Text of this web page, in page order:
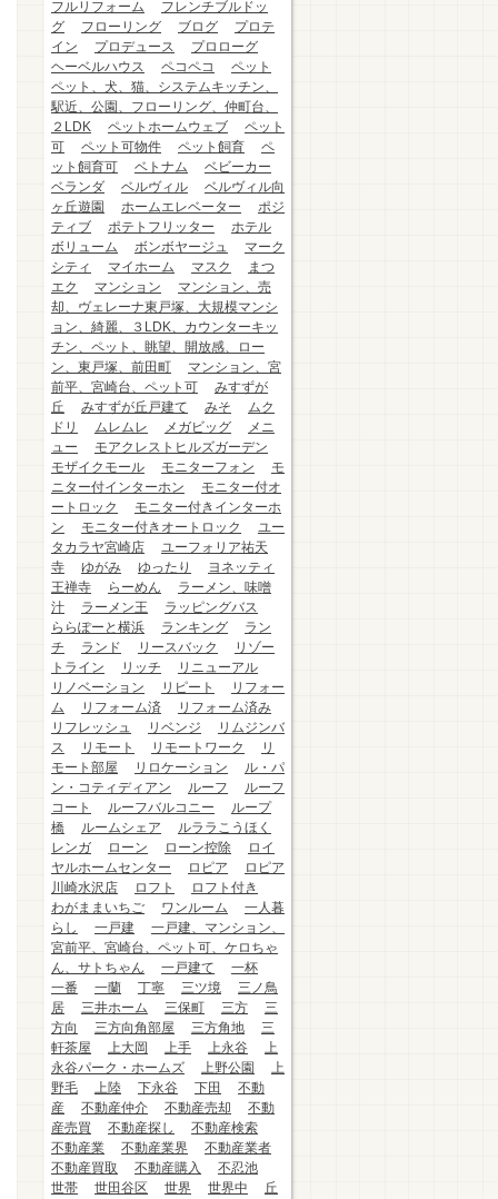
フルリフォーム
フレンチブルドッ
グ
フローリング ブログ
プロテ
イン
プロデュース
プロローグ
ヘーベルハウス
ペコペコ
ペット
ペット、犬、猫、システムキッチン、
駅近、公園、フローリング、仲町台、
２LDK
ペットホームウェブ
ペット
可
ペット可物件 ペット飼育
ペ
ット飼育可
ベトナム
ベビーカー
ベランダ
ベルヴィル
ベルヴィル向
ヶ丘遊園
ホームエレベーター
ポジ
ティブ
ポテトフリッター
ホテル
ボリューム
ボンボヤージュ
マーク
シティ
マイホーム マスク
まつ
エク
マンション
マンション、売
却、ヴェレーナ東戸塚、大規模マンシ
ョン、綺麗、３LDK、カウンターキッ
チン、ペット、眺望、開放感、ロー
ン、東戸塚、前田町
マンション、宮
前平、宮崎台、ペット可
みすずが
丘
みすずが丘戸建て みそ
ムク
ドリ
ムレムレ メガビッグ
メニ
ュー
モアクレストヒルズガーデン
モザイクモール
モニターフォン
モ
ニター付インターホン
モニター付オ
ートロック
モニター付きインターホ
ン
モニター付きオートロック
ユー
タカラヤ宮崎店
ユーフォリア祐天
寺
ゆがみ ゆったり
ヨネッティ
王禅寺
らーめん
ラーメン、味噌
汁
ラーメン王
ラッピングバス
ららぽーと横浜
ランキング
ラン
チ
ランド リースバック
リゾー
トライン
リッチ
リニューアル
リノベーション
リピート
リフォー
ム
リフォーム済
リフォーム済み
リフレッシュ
リベンジ
リムジンバ
ス
リモート リモートワーク
リ
モート部屋
リロケーション
ル・パ
ン・コティディアン
ルーフ
ルーフ
コート
ルーフバルコニー
ループ
橋
ルームシェア
ルララこうほく
レンガ
ローン ローン控除
ロイ
ヤルホームセンター
ロピア
ロピア
川崎水沢店
ロフト
ロフト付き
わがままいちご
ワンルーム
一人暮
らし
一戸建
一戸建、マンション、
宮前平、宮崎台、ペット可、ケロちゃ
ん、サトちゃん
一戸建て
一杯
一番
一蘭 丁寧 三ツ境
三ノ鳥
居
三井ホーム 三保町 三方
三
方向
三方向角部屋 三方角地
三
軒茶屋
上大岡 上手 上永谷
上
永谷パーク・ホームズ
上野公園
上
野毛
上陸 下永谷 下田
不動
産
不動産仲介 不動産売却
不動
産売買
不動産探し
不動産検索
不動産業
不動産業界
不動産業者
不動産買取
不動産購入
不忍池
世帯
世田谷区 世界 世界中
丘